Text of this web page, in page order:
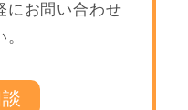
お問い合わせ